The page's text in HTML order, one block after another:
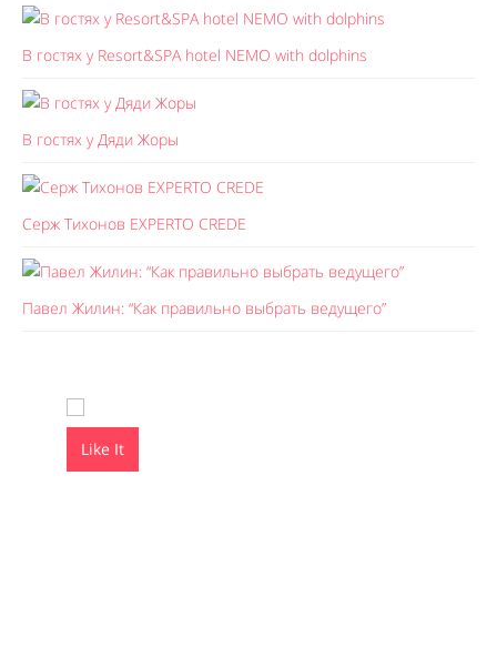
В гостях у Resort&SPA hotel NEMO with dolphins
В гостях у Дяди Жоры
Серж Тихонов EXPERTO CREDE
Павел Жилин: “Как правильно выбрать ведущего”
Like It